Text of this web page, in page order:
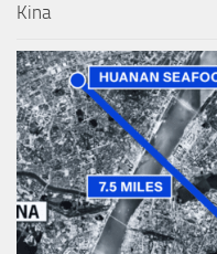
Kina